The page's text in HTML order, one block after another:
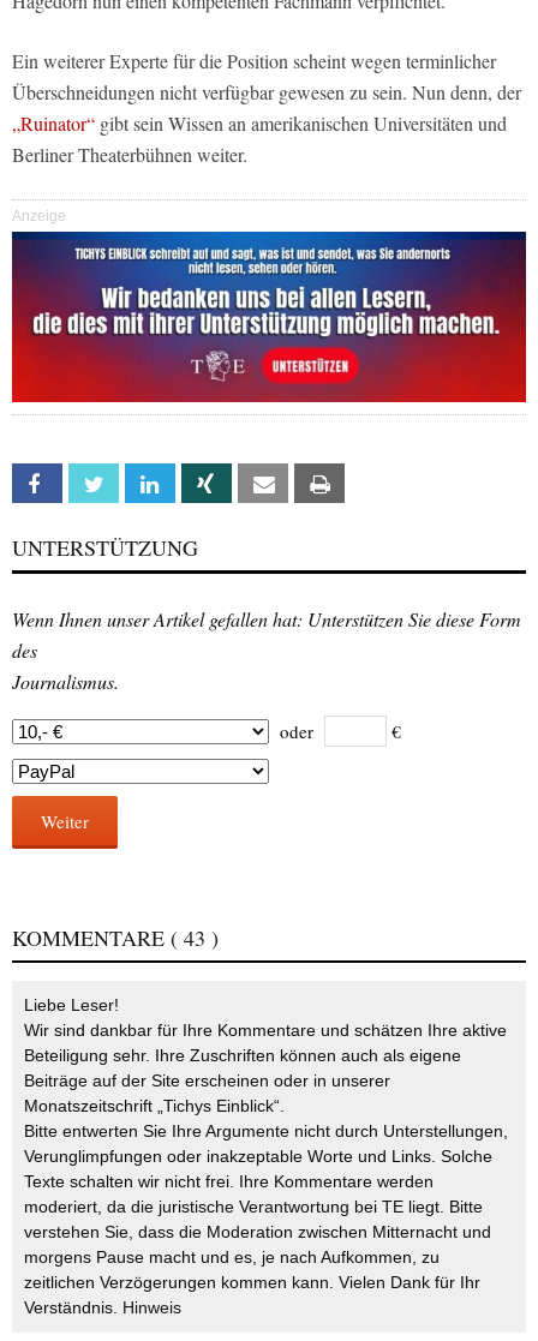
Ein weiterer Experte für die Position scheint wegen terminlicher
Überschneidungen nicht verfügbar gewesen zu sein. Nun denn, der
„Ruinator“ gibt sein Wissen an amerikanischen Universitäten und
Berliner Theaterbühnen weiter.
Anzeige
Facebook Twitter Linkedin Xing Email
UNTERSTÜTZUNG
Wenn Ihnen unser Artikel gefallen hat: Unterstützen Sie diese Form
des
Journalismus.
oder €
Weiter
KOMMENTARE ( 43 )
Liebe Leser!
Wir sind dankbar für Ihre Kommentare und schätzen Ihre aktive
Beteiligung sehr. Ihre Zuschriften können auch als eigene
Beiträge auf der Site erscheinen oder in unserer
Monatszeitschrift „Tichys Einblick“.
Bitte entwerten Sie Ihre Argumente nicht durch Unterstellungen,
Verunglimpfungen oder inakzeptable Worte und Links. Solche
Texte schalten wir nicht frei. Ihre Kommentare werden
moderiert, da die juristische Verantwortung bei TE liegt. Bitte
verstehen Sie, dass die Moderation zwischen Mitternacht und
morgens Pause macht und es, je nach Aufkommen, zu
zeitlichen Verzögerungen kommen kann. Vielen Dank für Ihr
Verständnis. Hinweis